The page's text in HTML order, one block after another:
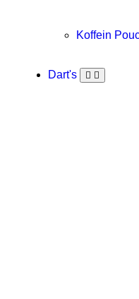
Koffein
Dart's